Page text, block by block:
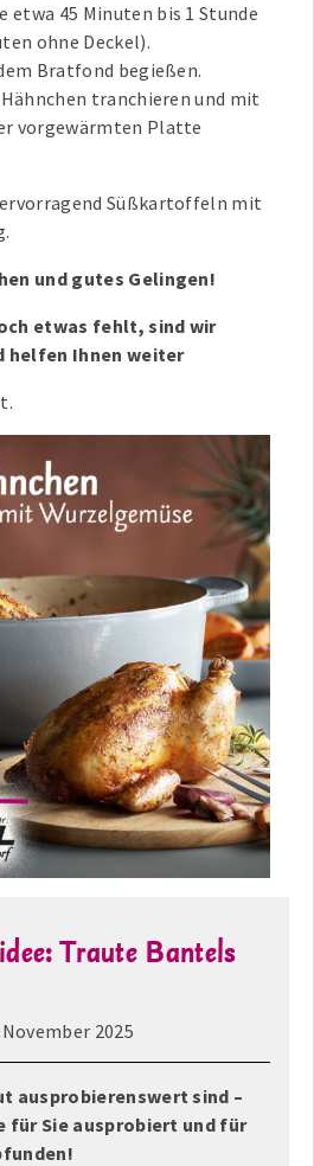
etwa 45 Minuten bis 1 Stunde
ohne Deckel).
Bratfond begießen.
tranchieren und mit
vorgewärmten Platte
Süßkartoffeln mit
und gutes Gelingen!
etwas fehlt, sind wir
helfen Ihnen weiter
Traute Bantels
November 2025
ausprobierenswert sind –
für Sie ausprobiert und für